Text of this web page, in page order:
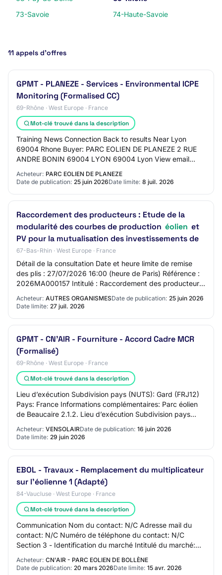
73-Savoie
74-Haute-Savoie
11 appels d’offres
GPMT - PLANEZE - Services - Environmental ICPE
Monitoring (Formalised CC)
69-Rhône · West Europe · France
Mot-clé trouvé dans la description
Training News Connection Back to results Near Lyon
69004 Rhone Buyer: PARC EOLIEN DE PLANEZE 2 RUE
ANDRE BONIN 69004 LYON 69004 Lyon View email
Estimate…
Acheteur: PARC EOLIEN DE PLANEZE
Date de publication: 25 juin 2026Date limite: 8 juil. 2026
Raccordement des producteurs : Etude de la
modularité des courbes de production éolien et
PV pour la mutualisation des investissements de
67-Bas-Rhin · West Europe · France
Détail de la consultation Date et heure limite de remise
des plis : 27/07/2026 16:00 (heure de Paris) Référence :
2026MA000157 Intitulé : Raccordement des producteurs
Acheteur: AUTRES ORGANISMESDate de publication: 25 juin 2026
Date limite: 27 juil. 2026
GPMT - CN'AIR - Fourniture - Accord Cadre MCR
(Formalisé)
69-Rhône · West Europe · France
Mot-clé trouvé dans la description
Lieu d’exécution Subdivision pays (NUTS): Gard (FRJ12)
Pays: France Informations complémentaires: Parc éolien
de Beaucaire 2.1.2. Lieu d’exécution Subdivision pays
Acheteur: VENSOLAIRDate de publication: 16 juin 2026
Date limite: 29 juin 2026
EBOL - Travaux - Remplacement du multiplicateur
sur l'éolienne 1 (Adapté)
84-Vaucluse · West Europe · France
Mot-clé trouvé dans la description
Communication Nom du contact: N/C Adresse mail du
contact: N/C Numéro de téléphone du contact: N/C
Section 3 - Identification du marché Intitulé du marché:
EBOL - Travaux - Remplacement du multiplica…
Acheteur: CN'AIR - PARC EOLIEN DE BOLLÈNE
Date de publication: 20 mars 2026Date limite: 15 avr. 2026